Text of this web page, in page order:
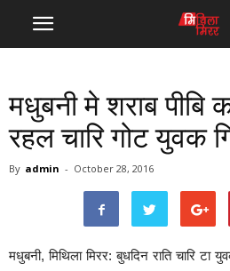
मधुबनी मे शराब पीबि
रहल चारि गोट युवक
By admin - October 28, 2016
मधुबनी, मिथिला मिरर: बुधदिन राति चारि